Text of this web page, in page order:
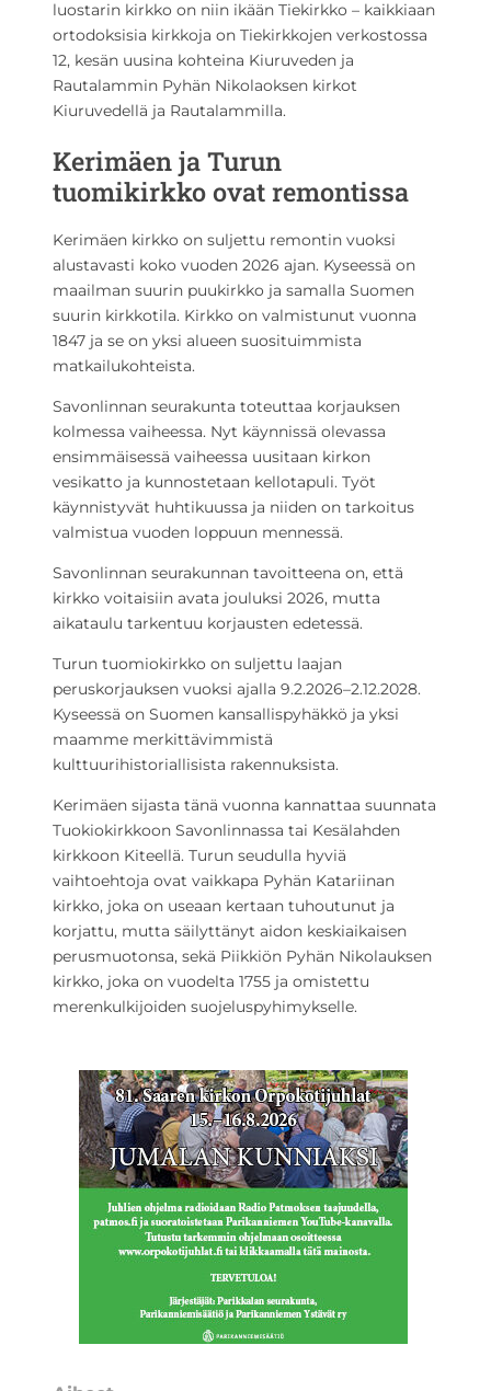
luostarin kirkko on niin ikään Tiekirkko – kaikkiaan
ortodoksisia kirkkoja on Tiekirkkojen verkostossa
12, kesän uusina kohteina Kiuruveden ja
Rautalammin Pyhän Nikolaoksen kirkot
Kiuruvedellä ja Rautalammilla.
Kerimäen ja Turun
tuomikirkko ovat remontissa
Kerimäen kirkko on suljettu remontin vuoksi
alustavasti koko vuoden 2026 ajan. Kyseessä on
maailman suurin puukirkko ja samalla Suomen
suurin kirkkotila. Kirkko on valmistunut vuonna
1847 ja se on yksi alueen suosituimmista
matkailukohteista.
Savonlinnan seurakunta toteuttaa korjauksen
kolmessa vaiheessa. Nyt käynnissä olevassa
ensimmäisessä vaiheessa uusitaan kirkon
vesikatto ja kunnostetaan kellotapuli. Työt
käynnistyvät huhtikuussa ja niiden on tarkoitus
valmistua vuoden loppuun mennessä.
Savonlinnan seurakunnan tavoitteena on, että
kirkko voitaisiin avata jouluksi 2026, mutta
aikataulu tarkentuu korjausten edetessä.
Turun tuomiokirkko on suljettu laajan
peruskorjauksen vuoksi ajalla 9.2.2026–2.12.2028.
Kyseessä on Suomen kansallispyhäkkö ja yksi
maamme merkittävimmistä
kulttuurihistoriallisista rakennuksista.
Kerimäen sijasta tänä vuonna kannattaa suunnata
Tuokiokirkkoon Savonlinnassa tai Kesälahden
kirkkoon Kiteellä. Turun seudulla hyviä
vaihtoehtoja ovat vaikkapa Pyhän Katariinan
kirkko, joka on useaan kertaan tuhoutunut ja
korjattu, mutta säilyttänyt aidon keskiaikaisen
perusmuotonsa, sekä Piikkiön Pyhän Nikolauksen
kirkko, joka on vuodelta 1755 ja omistettu
merenkulkijoiden suojeluspyhimykselle.